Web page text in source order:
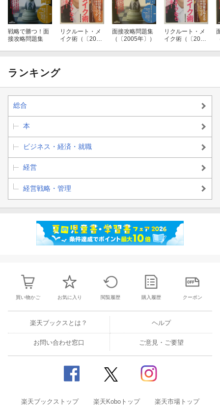
戦略で勝つ！面
接攻略問題集
リクルート・メ
イク術（〔2005
面接攻略問題集
（〔2005年〕）
リクルート・メ
イク術（〔2006
ランキング
総合
本
ビジネス・経済・就職
経営
経営戦略・管理
買い物かご お気に入り 閲覧履歴 購入履歴 クーポン
楽天ブックスとは？ ヘルプ
お問い合わせ窓口 ご意見・ご要望
楽天ブックストップ 楽天Koboトップ 楽天市場トップ